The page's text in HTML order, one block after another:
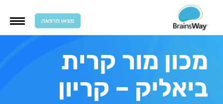
מצאו מרפאה
מכון מור קרית
ביאליק – קריון